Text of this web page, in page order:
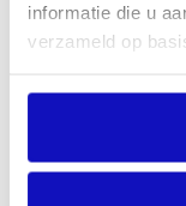
informatie die u
verzameld op
Op2
Muziek en
te delen,
uitdagingen
Op15 oktober